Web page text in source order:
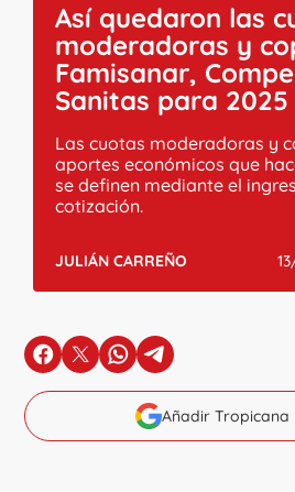
Así quedaron las
moderadoras y
Famisanar,
Sanitas para 2025
Las cuotas moderadoras y
aportes económicos que
se definen mediante el
cotización.
JULIÁN CARREÑO
en Facebook
en Xen Whatsapp
en Telegram
Añadir Tropicana